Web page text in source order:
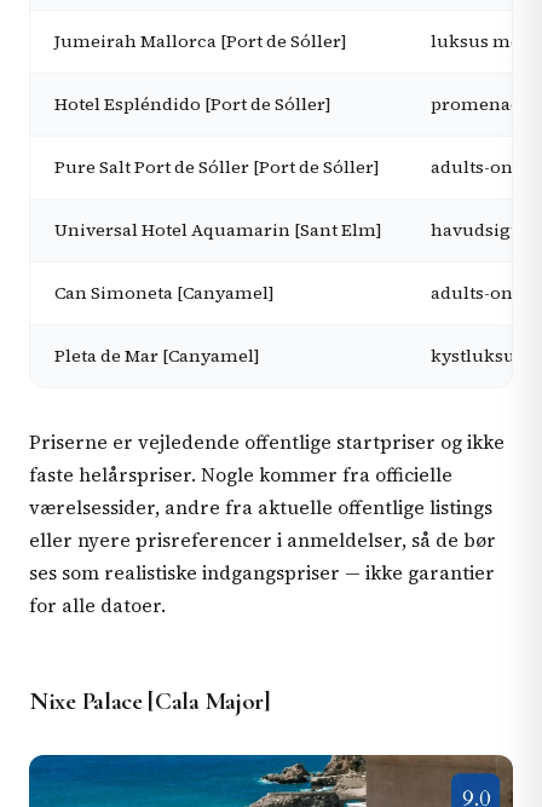
Jumeirah Mallorca [Port de Sóller] luksus med
Hotel Espléndido [Port de Sóller]
Pure Salt Port de Sóller [Port de Sóller] adults-only
Universal Hotel Aquamarin [Sant Elm] havudsigt i
Can Simoneta [Canyamel] adults-only
Pleta de Mar [Canyamel] kystluksus
Priserne er vejledende offentlige startpriser og ikke
faste helårspriser. Nogle kommer fra officielle
værelsessider, andre fra aktuelle offentlige listings
eller nyere prisreferencer i anmeldelser, så de bør
ses som realistiske indgangspriser — ikke garantier
for alle datoer.
Nixe Palace [Cala Major]